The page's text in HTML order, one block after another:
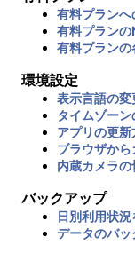
有料プランへ
有料プランの
有料プラン
環境設定
表示言語の変
タイムゾーン
アプリの更新
ブラウザか
内蔵カメラの
バックアップ
日別利用状
データのバッ